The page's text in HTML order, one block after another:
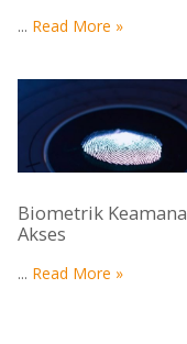
... Read More »
Biometrik
Akses
... Read More »